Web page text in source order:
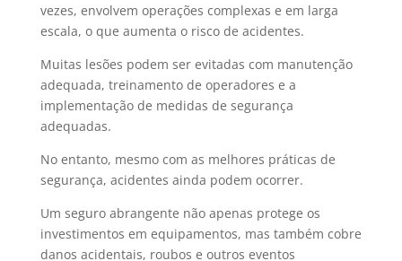
vezes, envolvem operações complexas e em larga
escala, o que aumenta o risco de acidentes.
Muitas lesões podem ser evitadas com manutenção
adequada, treinamento de operadores e a
implementação de medidas de segurança
adequadas.
No entanto, mesmo com as melhores práticas de
segurança, acidentes ainda podem ocorrer.
Um seguro abrangente não apenas protege os
investimentos em equipamentos, mas também cobre
danos acidentais, roubos e outros eventos